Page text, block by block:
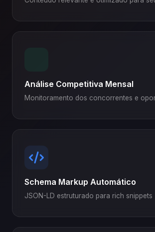
Análise Competitiva Mensal
Monitoramento dos concorrentes e
Schema Markup Automático
JSON-LD estruturado para rich snippets